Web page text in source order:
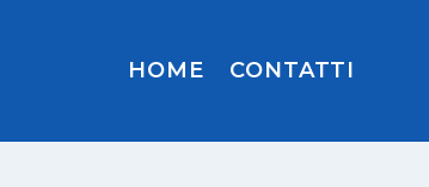
HOME CONTATTI